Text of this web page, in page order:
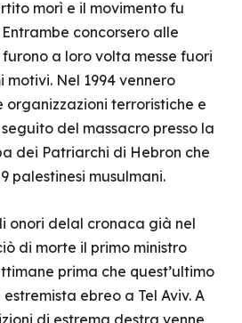
morì e il movimento fu
concorsero alle
a loro volta messe fuori
motivi. Nel 1994 vennero
terroristiche e
del massacro presso la
dei Patriarchi di Hebron che
palestinesi musulmani.
onori delal cronaca già nel
di morte il primo ministro
prima che quest’ultimo
ebreo a Tel Aviv. A
di estrema destra venne